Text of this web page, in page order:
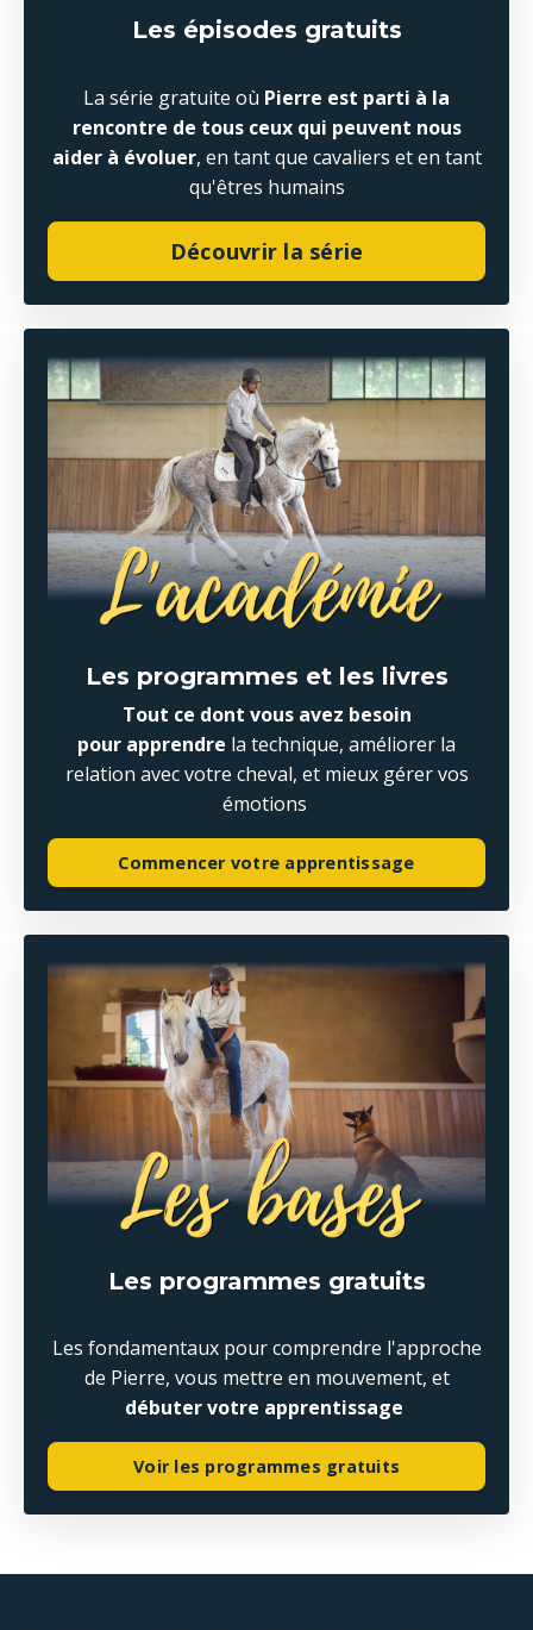
Les épisodes gratuits
La série gratuite où Pierre est parti à la
rencontre de tous ceux qui peuvent nous
aider à évoluer, en tant que cavaliers et en tant
qu'êtres humains
Découvrir la série
Les programmes et les livres
Tout ce dont vous avez besoin
pour apprendre la technique, améliorer la
relation avec votre cheval, et mieux gérer vos
émotions
Commencer votre apprentissage
Les programmes gratuits
Les fondamentaux pour comprendre l'approche
de Pierre, vous mettre en mouvement, et
débuter votre apprentissage
Voir les programmes gratuits